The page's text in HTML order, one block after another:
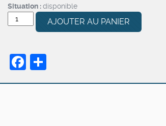
Situation :disponible
quantité
de
dans
poésie
AJOUTER AU PANIER
Facebook